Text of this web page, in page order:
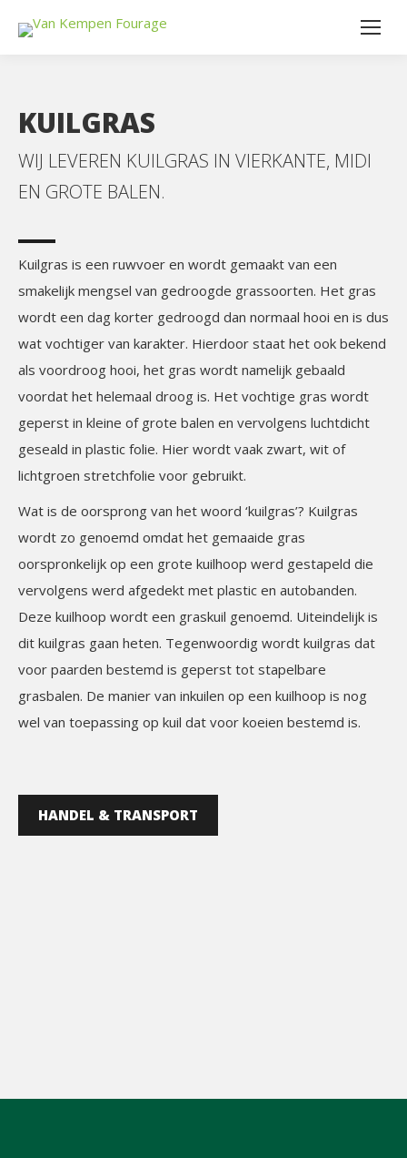
KUILGRAS
WIJ LEVEREN KUILGRAS IN VIERKANTE, MIDI
EN GROTE BALEN.
Kuilgras is een ruwvoer en wordt gemaakt van een
smakelijk mengsel van gedroogde grassoorten. Het gras
wordt een dag korter gedroogd dan normaal hooi en is dus
wat vochtiger van karakter. Hierdoor staat het ook bekend
als voordroog hooi, het gras wordt namelijk gebaald
voordat het helemaal droog is. Het vochtige gras wordt
geperst in kleine of grote balen en vervolgens luchtdicht
geseald in plastic folie. Hier wordt vaak zwart, wit of
lichtgroen stretchfolie voor gebruikt.
Wat is de oorsprong van het woord ‘kuilgras’? Kuilgras
wordt zo genoemd omdat het gemaaide gras
oorspronkelijk op een grote kuilhoop werd gestapeld die
vervolgens werd afgedekt met plastic en autobanden.
Deze kuilhoop wordt een graskuil genoemd. Uiteindelijk is
dit kuilgras gaan heten. Tegenwoordig wordt kuilgras dat
voor paarden bestemd is geperst tot stapelbare
grasbalen. De manier van inkuilen op een kuilhoop is nog
wel van toepassing op kuil dat voor koeien bestemd is.
HANDEL & TRANSPORT